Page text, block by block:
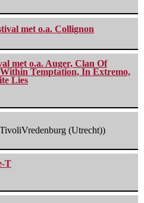
met o.a. Collignon
met o.a. Auger, Clan Of
Temptation, In Extremo,
Lies
(Utrecht))
T